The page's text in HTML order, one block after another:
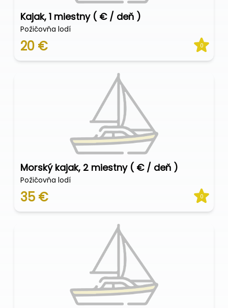
Kajak, 1 miestny ( € / deň )
Požičovňa lodí
20 € 0
Morský kajak, 2 miestny ( € / deň )
Požičovňa lodí
35 € 0